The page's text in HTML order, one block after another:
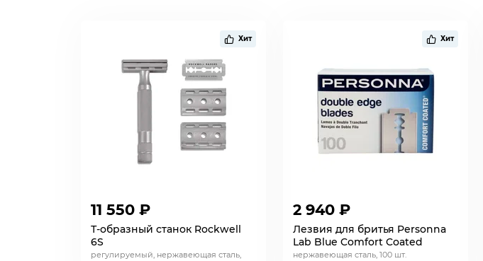
Хит
11 550 ₽
Т-образный станок Rockwell
6S
регулируемый, нержавеющая сталь,
Хит
2 940 ₽
Лезвия для бритья Personna
Lab Blue Comfort Coated
нержавеющая сталь, 100 шт.